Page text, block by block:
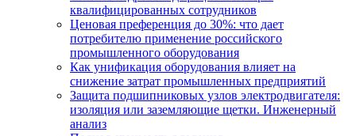
квалифицированных сотрудников
Ценовая преференция до 30%: что дает
потребителю применение российского
промышленного оборудования
Как унификация оборудования влияет на
снижение затрат промышленных предприятий
Защита подшипниковых узлов электродвигателя:
изоляция или заземляющие щетки. Инженерный
анализ